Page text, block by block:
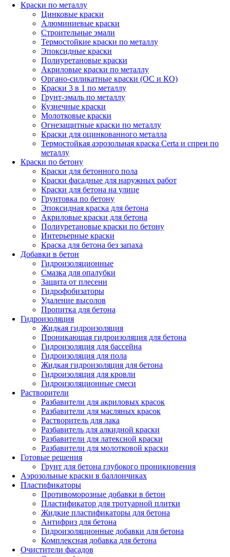
Краски по металлу
Цинковые краски
Алюминиевые краски
Строительные эмали
Термостойкие краски по металлу
Эпоксидные краски
Полиуретановые краски
Акриловые краски по металлу
Органо-силикатные краски (ОС и КО)
Краски 3 в 1 по металлу
Грунт-эмаль по металлу
Кузнечные краски
Молотковые краски
Огнезащитные краски по металлу
Краски для оцинкованного металла
Термостойкая аэрозольная краска Certa и спреи по
металлу
Краски по бетону
Краски для бетонного пола
Краски фасадные для наружных работ
Краски для бетона на улице
Грунтовка по бетону
Эпоксидная краска для бетона
Акриловые краски для бетона
Полиуретановые краски по бетону
Интерьерные краски
Краска для бетона без запаха
Добавки в бетон
Гидроизоляционные
Смазка для опалубки
Защита от плесени
Гидрофобизаторы
Удаление высолов
Пропитка для бетона
Гидроизоляция
Жидкая гидроизоляция
Проникающая гидроизоляция для бетона
Гидроизоляция для бассейна
Гидроизоляция для пола
Жидкая гидроизоляция для бетона
Гидроизоляция для кровли
Гидроизоляционные смеси
Растворители
Разбавители для акриловых красок
Разбавители для масляных красок
Растворитель для лака
Разбавитель для алкидной краски
Разбавители для латексной краски
Разбавители для молотковой краски
Готовые решения
Грунт для бетона глубокого проникновения
Аэрозольные краски в баллончиках
Пластификаторы
Противоморозные добавки в бетон
Пластификатор для тротуарной плитки
Жидкие пластификаторы для бетона
Антифриз для бетона
Гидроизоляционные добавки для бетона
Комплексная добавка для бетона
Очистители фасадов